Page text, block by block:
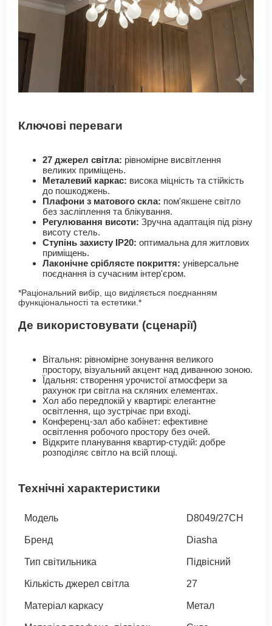
Ключові переваги
27 джерел світла: рівномірне висвітлення
великих приміщень.
Металевий каркас: висока міцність та стійкість
до пошкоджень.
Плафони з матового скла: пом'якшене світло
без засліплення та блікування.
Регулювання висоти: Зручна адаптація під різну
висоту стель.
Ступінь захисту IP20: оптимальна для житлових
приміщень.
Лаконічне сріблясте покриття: універсальне
поєднання із сучасним інтер'єром.
*Раціональний вибір, що виділяється поєднанням
функціональності та естетики.*
Де використовувати (сценарії)
Вітальня: рівномірне зонування великого
простору, візуальний акцент над диванною зоною.
Їдальня: створення урочистої атмосфери за
рахунок гри світла на скляних елементах.
Хол або передпокій у квартирі: елегантне
освітлення, що зустрічає при вході.
Конференц-зал або кабінет: ефективне
освітлення робочого простору без очей.
Відкрите планування квартир-студій: добре
розподіляє світло на всій площі.
Технічні характеристики
Модель D8049/27CH
Бренд Diasha
Тип світильника Підвісний
Кількість джерел світла 27
Матеріал каркасу Метал